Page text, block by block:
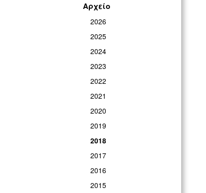
Αρχείο
2026
2025
2024
2023
2022
2021
2020
2019
2018
2017
2016
2015